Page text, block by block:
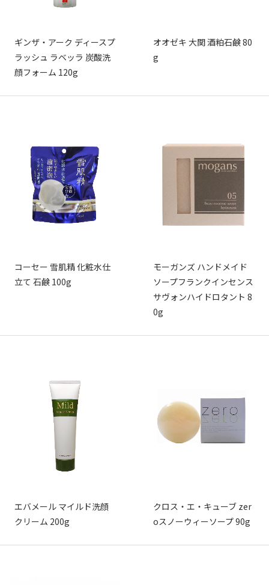
ギンザ・アーク ディースプ
ラッシュ ラベッラ 炭酸洗
顔フォーム 120g
オオゼキ 大関 酒粕石鹸 80
g
コーセー 雪肌精 化粧水仕
立て 石鹸 100g
モーガンズ ハンドメイド
ソープフランクインセンス
サヴォンハイドロタント 8
0g
エバメール マイルド洗顔
クリーム 200g
クロス・エ・キューブ zer
oスノーウィーソープ 90g